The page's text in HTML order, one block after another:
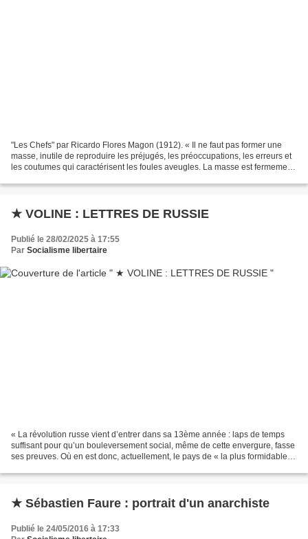
"Les Chefs" par Ricardo Flores Magon (1912). « Il ne faut pas former une
masse, inutile de reproduire les préjugés, les préoccupations, les erreurs et
les coutumes qui caractérisent les foules aveugles. La masse est fermement
★ VOLINE : LETTRES DE RUSSIE
Publié le 28/02/2025 à 17:55
Par Socialisme libertaire
« La révolution russe vient d’entrer dans sa 13ème année : laps de temps
suffisant pour qu’un bouleversement social, même de cette envergure, fasse
ses preuves. Où en est donc, actuellement, le pays de « la plus formidable »
★ Sébastien Faure : portrait d'un anarchiste
Publié le 24/05/2016 à 17:33